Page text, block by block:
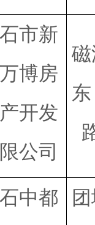
市新
博房
开发
公司
中都